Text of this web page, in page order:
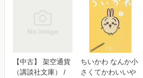
【中古】 架空通貨
（講談社文庫） /
ちいかわ なんか小
さくてかわいいや